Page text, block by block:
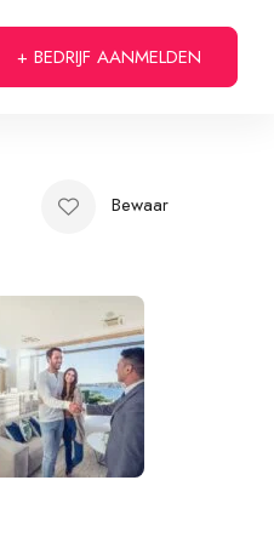
+ BEDRIJF AANMELDEN
Bewaar